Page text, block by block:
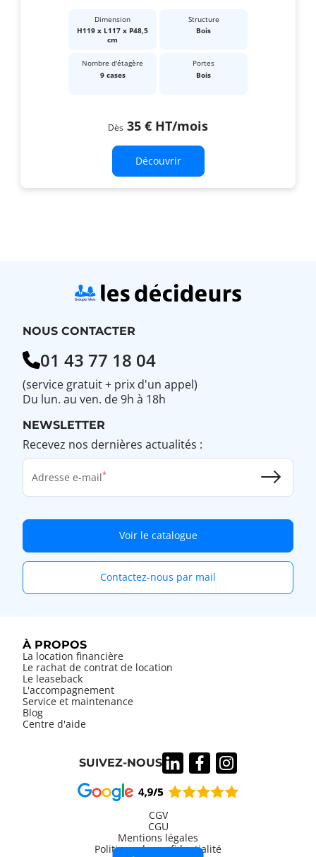
Dimension
H119 x L117 x P48,5
cm
Structure
Bois
Nombre d'étagère
9 cases
Portes
Bois
Dès 35 € HT/mois
Découvrir
NOUS CONTACTER
01 43 77 18 04
(service gratuit + prix d'un appel)
Du lun. au ven. de 9h à 18h
NEWSLETTER
Recevez nos dernières actualités :
Adresse e-mail
Voir le catalogue
Contactez-nous par mail
À PROPOS
La location financière
Le rachat de contrat de location
Le leaseback
L'accompagnement
Service et maintenance
Blog
Centre d'aide
SUIVEZ-NOUS
Information
CGV
CGU
Mentions légales
Politique de confidentialité